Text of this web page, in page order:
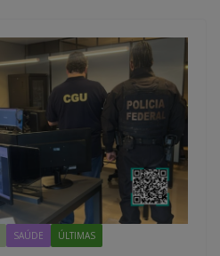
SAÚDE ÚLTIMAS